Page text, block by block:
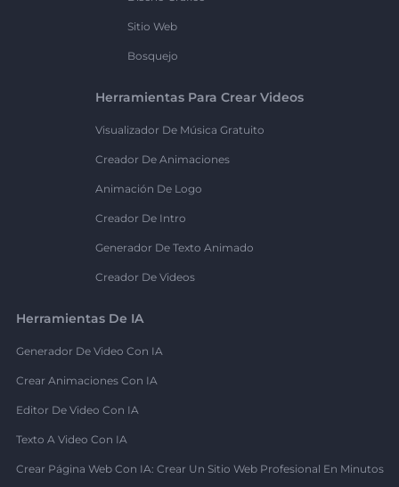
Sitio Web
Bosquejo
Herramientas Para Crear Videos
Visualizador De Música Gratuito
Creador De Animaciones
Animación De Logo
Creador De Intro
Generador De Texto Animado
Creador De Videos
Herramientas De IA
Generador De Video Con IA
Crear Animaciones Con IA
Editor De Video Con IA
Texto A Video Con IA
Crear Página Web Con IA: Crear Un Sitio Web Profesional En Minutos